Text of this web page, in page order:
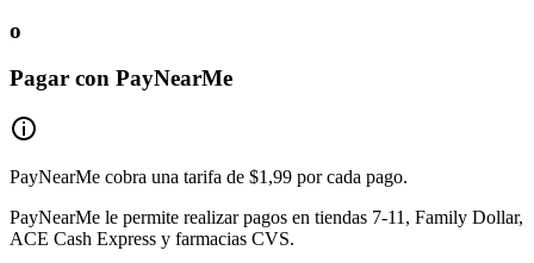
o
Pagar con PayNearMe
PayNearMe cobra una tarifa de $1,99 por cada pago.
PayNearMe le permite realizar pagos en tiendas 7-11, Family Dollar,
ACE Cash Express y farmacias CVS.